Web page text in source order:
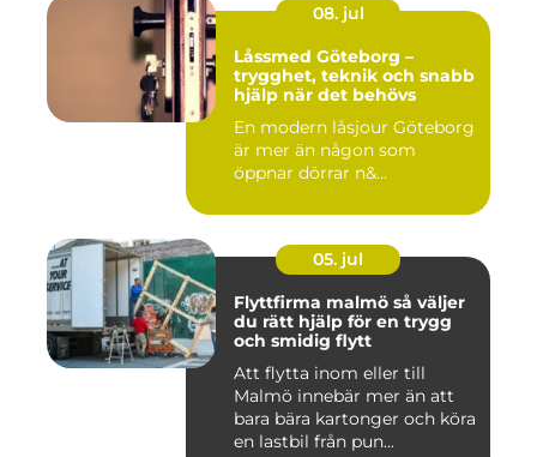
08. jul
Låssmed Göteborg –
trygghet, teknik och snabb
hjälp när det behövs
En modern låsjour Göteborg
är mer än någon som
öppnar dörrar n&...
05. jul
Flyttfirma malmö så väljer
du rätt hjälp för en trygg
och smidig flytt
Att flytta inom eller till
Malmö innebär mer än att
bara bära kartonger och köra
en lastbil från pun...